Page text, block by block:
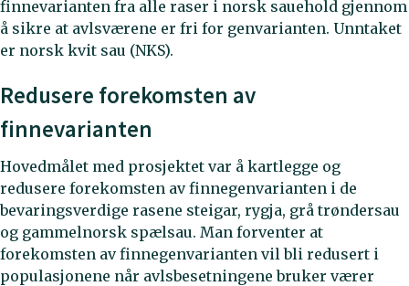
finnevarianten fra alle raser i norsk sauehold gjennom
å sikre at avlsværene er fri for genvarianten. Unntaket
er norsk kvit sau (NKS).
Redusere forekomsten av
finnevarianten
Hovedmålet med prosjektet var å kartlegge og
redusere forekomsten av finnegenvarianten i de
bevaringsverdige rasene steigar, rygja, grå trøndersau
og gammelnorsk spælsau. Man forventer at
forekomsten av finnegenvarianten vil bli redusert i
populasjonene når avlsbesetningene bruker værer